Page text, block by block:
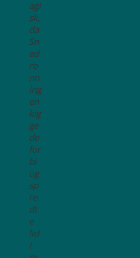
agi
sk,
da
Sn
ed
ro
nn
ing
en
kig
ge
de
for
bi
og
sp
re
dt
e
lid
t